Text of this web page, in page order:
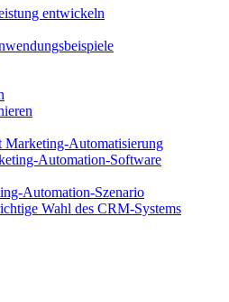
entwickeln
Marketing-Automatisierung
Automation-Software
Automation-Szenario
Wahl des CRM-Systems